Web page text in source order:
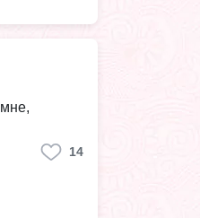
14